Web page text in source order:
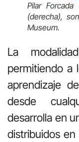
Pilar Forcada
(derecha),
Museum.
La
permitiendo a
aprendizaje
desde
desarrolla en
distribuidos